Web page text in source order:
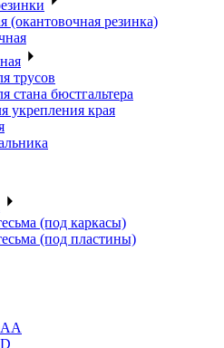
(окантовочная резинка)
трусов
стана бюстгальтера
укрепления края
(под каркасы)
(под пластины)